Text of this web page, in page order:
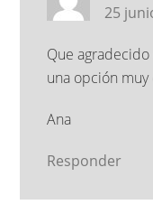
25
Que
una opción muy
Ana
Responder